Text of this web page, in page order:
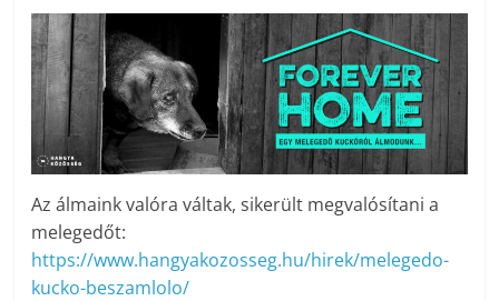
Az álmaink valóra váltak, sikerült megvalósítani a
melegedőt:
https://www.hangyakozosseg.hu/hirek/melegedo-
kucko-beszamlolo/